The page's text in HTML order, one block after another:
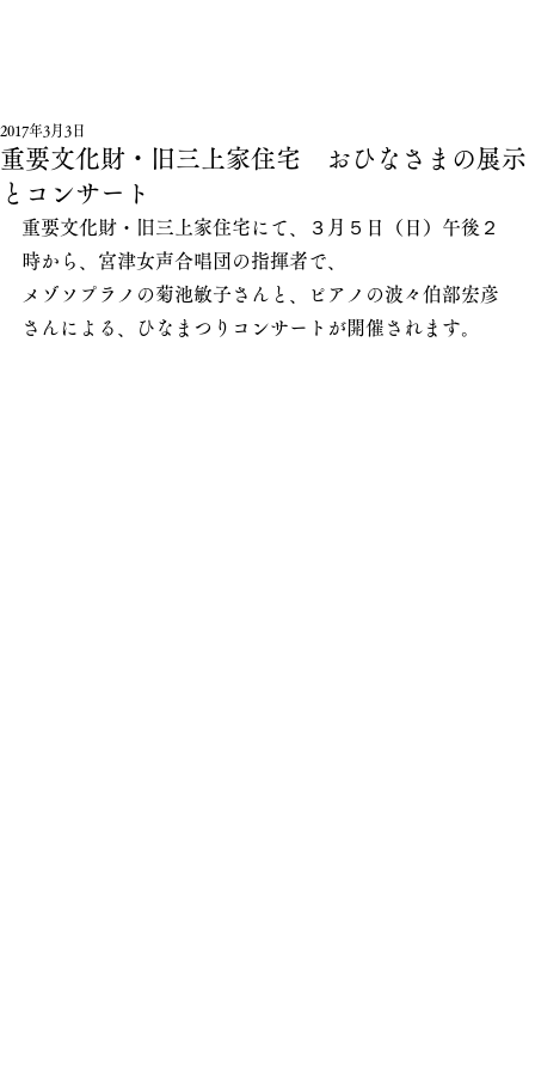
重要文化財・旧三上家住宅 おひなさまの展示
とコンサート
2017年3月3日
重要文化財・旧三上家住宅にて、３月５日（日）午後２
時から、宮津女声合唱団の指揮者で、
メゾソプラノの菊池敏子さんと、ピアノの波々伯部宏彦
さんによる、ひなまつりコンサートが開催されます。